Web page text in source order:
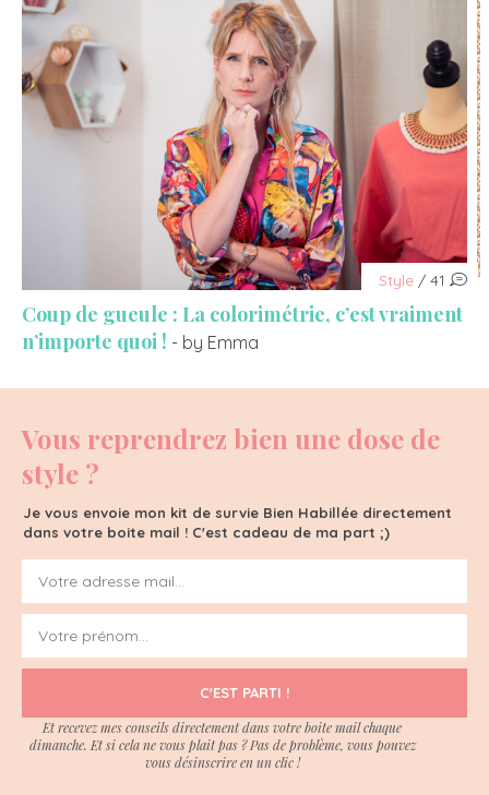
Style / 41
Coup de gueule : La colorimétrie, c’est vraiment
n’importe quoi ! - by Emma
Vous reprendrez bien une dose de
style ?
Je vous envoie mon kit de survie Bien Habillée directement
dans votre boite mail ! C'est cadeau de ma part ;)
C'EST PARTI !
Et recevez mes conseils directement dans votre boite mail chaque
dimanche. Et si cela ne vous plait pas ? Pas de problème, vous pouvez
vous désinscrire en un clic !